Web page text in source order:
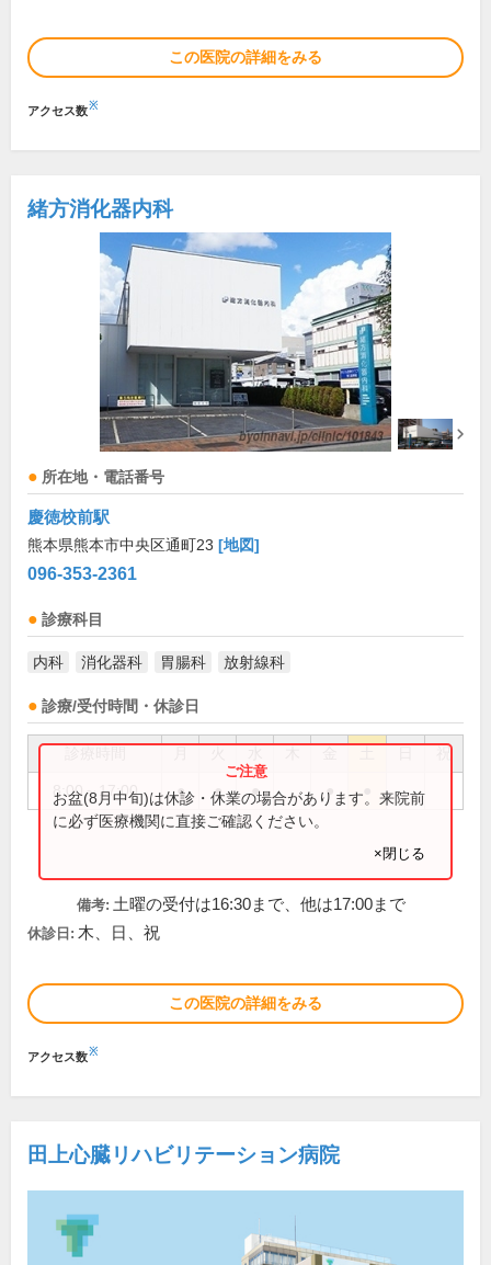
この医院の詳細をみる
アクセス数※
緒方消化器内科
所在地・電話番号
慶徳校前駅
熊本県熊本市中央区通町23 [地図]
096-353-2361
診療科目
内科 消化器科 胃腸科 放射線科
診療/受付時間・休診日
祝
8:00～17:00 ● ● ● ●
お盆(8月中旬)は休診・休業の場合があります。来院前
に必ず医療機関に直接ご確認ください。
×閉じる
備考: 土曜の受付は16:30まで、他は17:00まで
休診日: 木、日、祝
この医院の詳細をみる
アクセス数※
田上心臓リハビリテーション病院